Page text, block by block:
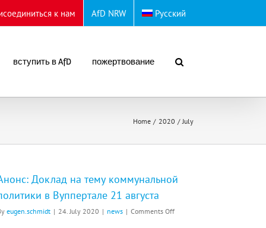
к нам AfD NRW Русский
вступить в AfD пожертвование
Home 2020 July
Доклад на тему коммунальной
в Вуппертале 21 августа
eugen.schmidt | 24. July 2020 | news | Comments Offon